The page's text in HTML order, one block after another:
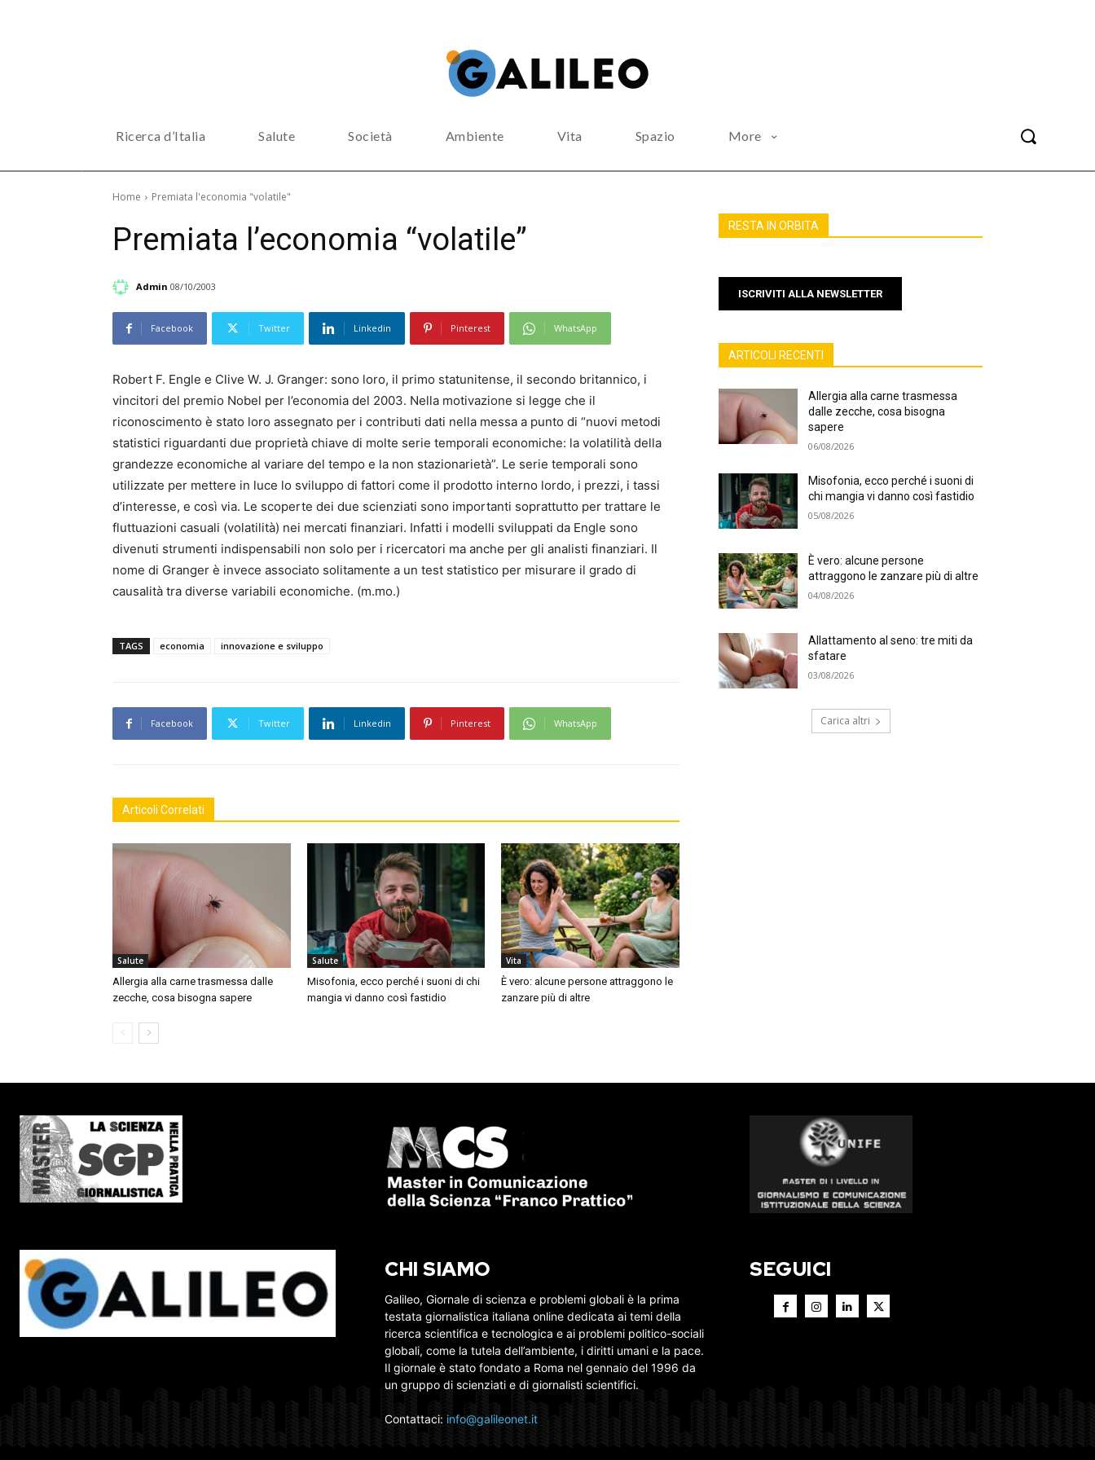
Ricerca d’Italia Salute Società Ambiente Vita Spazio More
Home Premiata l'economia "volatile"
Premiata l’economia “volatile”
Admin 08/10/2003
Facebook Twitter Linkedin Pinterest WhatsApp
Robert F. Engle e Clive W. J. Granger: sono loro, il primo statunitense, il secondo britannico, i
vincitori del premio Nobel per l’economia del 2003. Nella motivazione si legge che il
riconoscimento è stato loro assegnato per i contributi dati nella messa a punto di “nuovi metodi
statistici riguardanti due proprietà chiave di molte serie temporali economiche: la volatilità della
grandezze economiche al variare del tempo e la non stazionarietà”. Le serie temporali sono
utilizzate per mettere in luce lo sviluppo di fattori come il prodotto interno lordo, i prezzi, i tassi
d’interesse, e così via. Le scoperte dei due scienziati sono importanti soprattutto per trattare le
fluttuazioni casuali (volatilità) nei mercati finanziari. Infatti i modelli sviluppati da Engle sono
divenuti strumenti indispensabili non solo per i ricercatori ma anche per gli analisti finanziari. Il
nome di Granger è invece associato solitamente a un test statistico per misurare il grado di
causalità tra diverse variabili economiche. (m.mo.)
TAGS economia innovazione e sviluppo
Facebook Twitter Linkedin Pinterest WhatsApp
Articoli Correlati
Salute
Allergia alla carne trasmessa dalle
zecche, cosa bisogna sapere
Salute
Misofonia, ecco perché i suoni di chi
mangia vi danno così fastidio
Vita
È vero: alcune persone attraggono le
zanzare più di altre
RESTA IN ORBITA
ISCRIVITI ALLA NEWSLETTER
ARTICOLI RECENTI
Allergia alla carne trasmessa
dalle zecche, cosa bisogna
sapere
06/08/2026
Misofonia, ecco perché i suoni di
chi mangia vi danno così fastidio
05/08/2026
È vero: alcune persone
attraggono le zanzare più di altre
04/08/2026
Allattamento al seno: tre miti da
sfatare
03/08/2026
Carica altri
CHI SIAMO
Galileo, Giornale di scienza e problemi globali è la prima
testata giornalistica italiana online dedicata ai temi della
ricerca scientifica e tecnologica e ai problemi politico-sociali
globali, come la tutela dell’ambiente, i diritti umani e la pace.
Il giornale è stato fondato a Roma nel gennaio del 1996 da
un gruppo di scienziati e di giornalisti scientifici.
Contattaci: info@galileonet.it
SEGUICI